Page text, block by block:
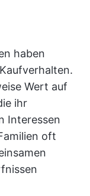
haben
Wert auf
ihr
Interessen
oft